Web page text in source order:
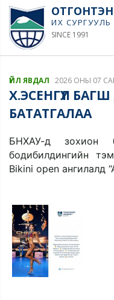
ИХ СУРГУУЛЬ
SINCE 1991
ҮЙЛ ЯВДАЛ 2026 ОНЫ 07
Х.ЭСЕНГҮЛ
БАТАТГАЛАА
БНХАУ-д зохион
бодибилдингийн
Bikini open ангилалд